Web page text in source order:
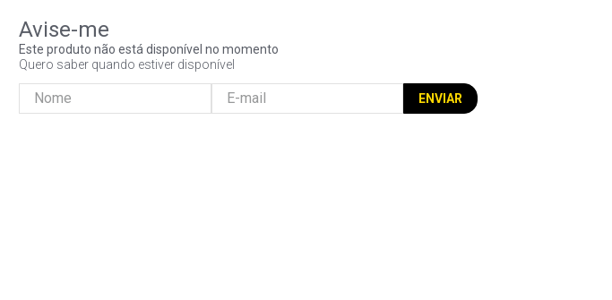
Este produto não está disponível no momento
Quero saber quando estiver disponível
ENVIAR